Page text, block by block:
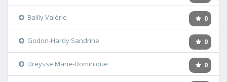
0
Bailly Valérie
0
Godon-Hardy Sandrine
0
Dreysse Marie-Dominique